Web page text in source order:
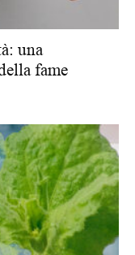
una
fame